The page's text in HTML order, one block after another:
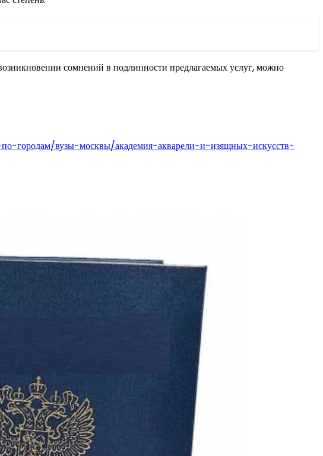
сомнений в подлинности предлагаемых услуг, можно
вузы-москвы/академия-акварели-и-изящных-искусств-